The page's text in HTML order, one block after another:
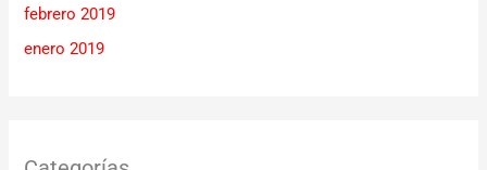
febrero 2019
enero 2019